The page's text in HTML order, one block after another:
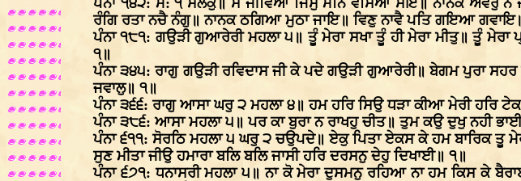
ਪੰਨਾ ੧੪੨: ਮ: ੧ ਸਲੋਕੁ॥ ਸੋ ਜੀਵਿਆ ਜਿਸੁ ਮਨਿ ਵਸਿਆ ਸੋਇ॥ ਨਾਨਕ ਅਵਰੁ ਨ
ਰੰਗਿ ਰਤਾ ਨਚੈ ਨੰਗੁ॥ ਨਾਨਕ ਠਗਿਆ ਮੁਠਾ ਜਾਇ॥ ਵਿਣੁ ਨਾਵੈ ਪਤਿ ਗਇਆ
ਪੰਨਾ ੧੮੧: ਗਉੜੀ ਗੁਆਰੇਰੀ ਮਹਲਾ ੫॥ ਤੂੰ ਮੇਰਾ ਸਖਾ ਤੂੰ ਹੀ ਮੇਰਾ ਮੀਤੁ॥ ਤੂੰ
੧॥
ਪੰਨਾ ੩੪੫: ਰਾਗੁ ਗਉੜੀ ਰਵਿਦਾਸ ਜੀ ਕੇ ਪਦੇ ਗਉੜੀ ਗੁਆਰੇਰੀ॥ ਬੇਗਮ ਪੁਰਾ
ਜਵਾਲੁ॥ ੧॥
ਪੰਨਾ ੩੬੬: ਰਾਗੁ ਆਸਾ ਘਰੁ ੨ ਮਹਲਾ ੪॥ ਹਮ ਹਰਿ ਸਿਉ ਧੜਾ ਕੀਆ ਮੇਰੀ ਹਰਿ
ਪੰਨਾ ੩੮੬: ਆਸਾ ਮਹਲਾ ੫॥ ਪਰ ਕਾ ਬੁਰਾ ਨ ਰਾਖਹੁ ਚੀਤ॥ ਤੁਮ ਕਉ ਦੁਖੁ ਨਹੀ
ਪੰਨਾ ੬੧੧: ਸੋਰਠਿ ਮਹਲਾ ੫ ਘਰੁ ੨ ਚਉਪਦੇ॥ ਏਕੁ ਪਿਤਾ ਏਕਸ ਕੇ ਹਮ ਬਾਰਿਕ ਤੂ
ਸੁਣ ਮੀਤਾ ਜੀਉ ਹਮਾਰਾ ਬਲਿ ਬਲਿ ਜਾਸੀ ਹਰਿ ਦਰਸਨੁ ਦੇਹੁ ਦਿਖਾਈ॥ ੧॥
ਪੰਨਾ ੬੭੧: ਧਨਾਸਰੀ ਮਹਲਾ ੫॥ ਨਾ ਕੋ ਮੇਰਾ ਦੁਸਮਨੁ ਰਹਿਆ ਨਾ ਹਮ ਕਿਸ ਕੇ